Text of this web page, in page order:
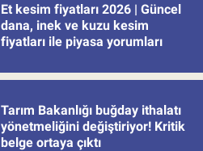
Et kesim fiyatları 2026 | Güncel
dana, inek ve kuzu kesim
fiyatları ile piyasa yorumları
Tarım Bakanlığı buğday ithalatı
yönetmeliğini değiştiriyor! Kritik
belge ortaya çıktı